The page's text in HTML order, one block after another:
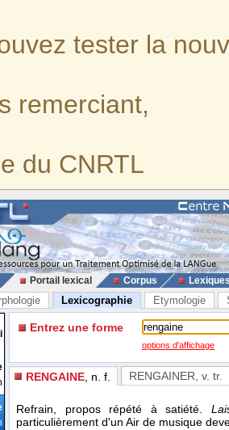
tester la
remerciant,
du CNRTL
Portail lexical Corpus
Lexicographie Etymologie
Entrez une forme
options d'affichage
RENGAINE , n. f. RENGAINER , v. tr.
Refrain, propos répété à satiété.
particulièrement d'un Air de musique